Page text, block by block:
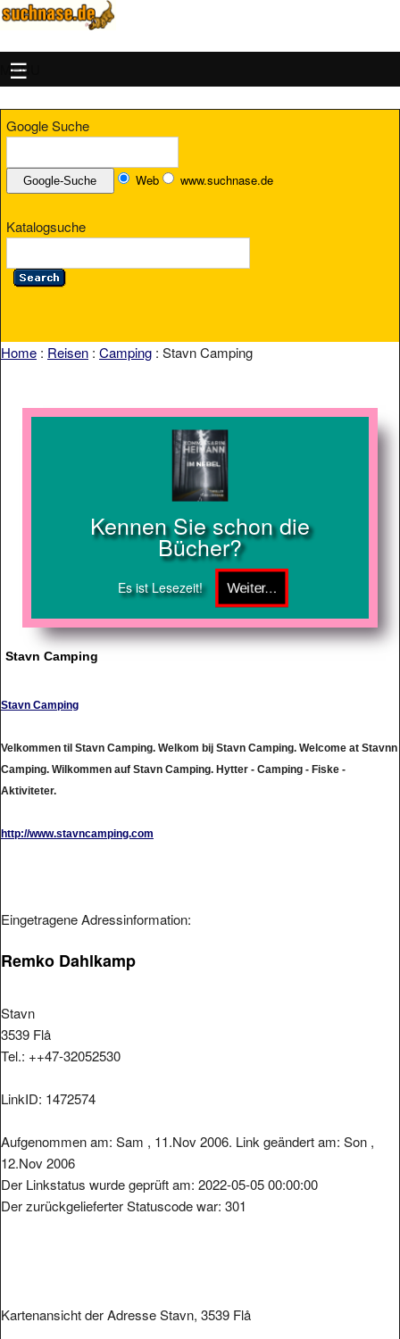
MENU
Google Suche
Web www.suchnase.de
Katalogsuche
Home : Reisen : Camping : Stavn Camping
Kennen Sie schon die
Bücher?
Es ist Lesezeit!
Stavn Camping
Stavn Camping
Velkommen til Stavn Camping. Welkom bij Stavn Camping. Welcome at Stavnn
Camping. Wilkommen auf Stavn Camping. Hytter - Camping - Fiske -
Aktiviteter.
http://www.stavncamping.com
Eingetragene Adressinformation:
Remko Dahlkamp
Stavn
3539 Flå
Tel.: ++47-32052530
LinkID: 1472574
Aufgenommen am: Sam , 11.Nov 2006. Link geändert am: Son ,
12.Nov 2006
Der Linkstatus wurde geprüft am: 2022-05-05 00:00:00
Der zurückgelieferter Statuscode war: 301
Kartenansicht der Adresse Stavn, 3539 Flå